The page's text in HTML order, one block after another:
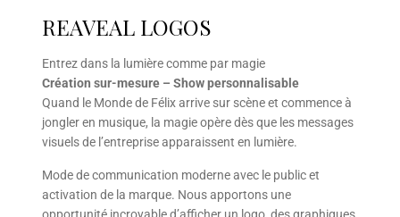
REAVEAL LOGOS
Entrez dans la lumière comme par magie
Création sur-mesure – Show personnalisable
Quand le Monde de Félix arrive sur scène et commence à
jongler en musique, la magie opère dès que les messages
visuels de l’entreprise apparaissent en lumière.
Mode de communication moderne avec le public et
activation de la marque. Nous apportons une
opportunité incroyable d’afficher un logo, des graphiques